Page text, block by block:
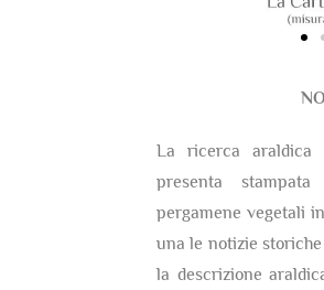
La ricerca araldica
presenta
pergamene vegetali
una le notizie
la descrizione